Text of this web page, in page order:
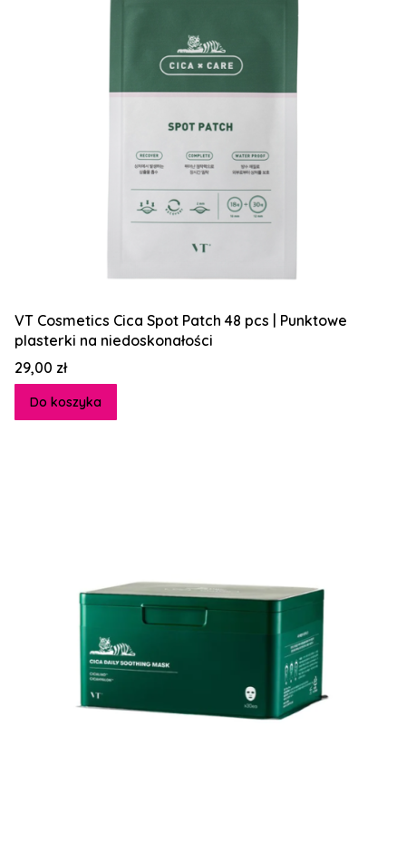
VT Cosmetics Cica Spot Patch 48 pcs | Punktowe
plasterki na niedoskonałości
Cena
29,00 zł
Do koszyka